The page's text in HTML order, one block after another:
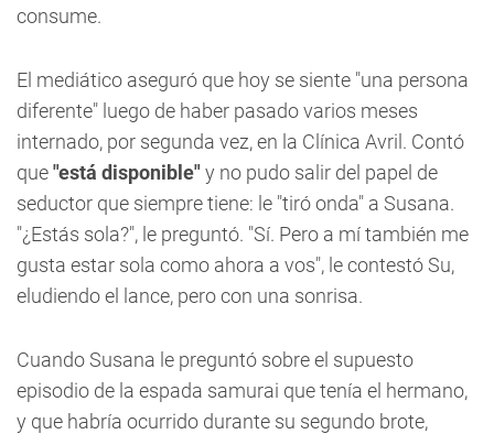
consume.
El mediático aseguró que hoy se siente "una persona
diferente" luego de haber pasado varios meses
internado, por segunda vez, en la Clínica Avril. Contó
que"está disponible"y no pudo salir del papel de
seductor que siempre tiene: le "tiró onda" a Susana.
"¿Estás sola?", le preguntó. "Sí. Pero a mí también me
gusta estar sola como ahora a vos", le contestó Su,
eludiendo el lance, pero con una sonrisa.
Cuando Susana le preguntó sobre el supuesto
episodio de la espada samurai que tenía el hermano,
y que habría ocurrido durante su segundo brote,